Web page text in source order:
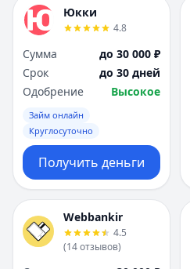
Юкки
4.8
Сумма
до 30 000 ₽
Срок
до 30 дней
Одобрение
Высокое
Займ онлайн
Круглосуточно
Получить деньги
Webbankir
4.5
(14отзывов)